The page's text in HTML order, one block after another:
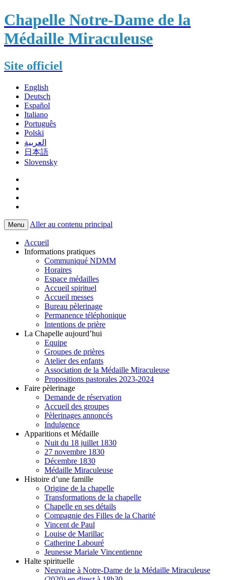
Chapelle Notre-Dame de la
Médaille Miraculeuse
Site officiel
English
Deutsch
Español
Italiano
Português
Polski
العربية
日本語
Slovensky
Menu Aller au contenu principal
Accueil
Informations pratiques
Communiqué NDMM
Horaires
Espace médailles
Accueil spirituel
Accueil messes
Bureau pèlerinage
Permanence téléphonique
Intentions de prière
La Chapelle aujourd’hui
Equipe
Groupes de prières
Atelier des enfants
Association de la Médaille Miraculeuse
Propositions pastorales 2023-2024
Faire pèlerinage
Demande de réservation
Accueil des groupes
Pèlerinages annoncés
Indulgence
Apparitions et Médaille
Nuit du 18 juillet 1830
27 novembre 1830
Décembre 1830
Médaille Miraculeuse
Histoire d’une famille
Origine de la chapelle
Transformations de la chapelle
Chapelle en ses détails
Compagnie des Filles de la Charité
Vincent de Paul
Louise de Marillac
Catherine Labouré
Jeunesse Mariale Vincentienne
Halte spirituelle
Neuvaine à Notre-Dame de la Médaille Miraculeuse